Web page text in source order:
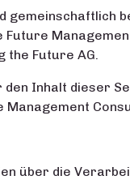
gemeinschaftlich
Future
the Future AG.
Inhalt dieser
Management
über die